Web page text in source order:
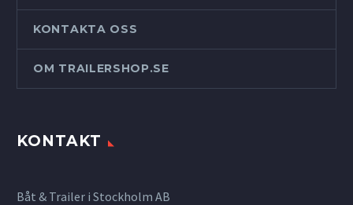
KONTAKTA OSS
OM TRAILERSHOP.SE
KONTAKT
Båt & Trailer i Stockholm AB